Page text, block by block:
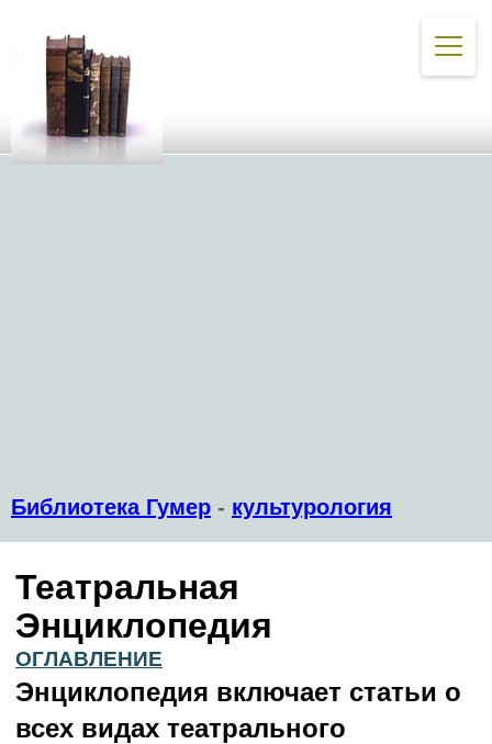
Библиотека Гумер - культурология
Театральная
Энциклопедия
ОГЛАВЛЕНИЕ
Энциклопедия включает статьи о
всех видах театрального